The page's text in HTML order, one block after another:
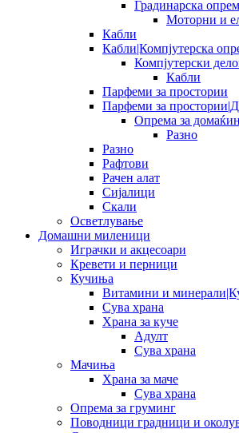
Градинарска
Моторни и
Кабли
Кабли|Компјутерска
Компјутерски
Кабли
Парфеми за простории
Парфеми за
Опрема за
Разно
Разно
Рафтови
Рачен алат
Сијалици
Скали
Осветлување
Домашни миленици
Играчки и акцесоари
Кревети и перници
Кучиња
Витамини и
Сува храна
Храна за куче
Адулт
Сува храна
Мачиња
Храна за маче
Сува храна
Опрема за груминг
Поводници градници и